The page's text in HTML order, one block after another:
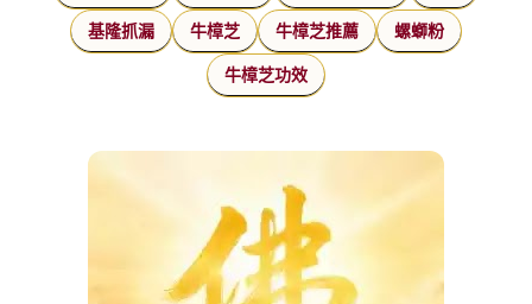
基隆抓漏 牛樟芝 牛樟芝推薦 螺螄粉
牛樟芝功效